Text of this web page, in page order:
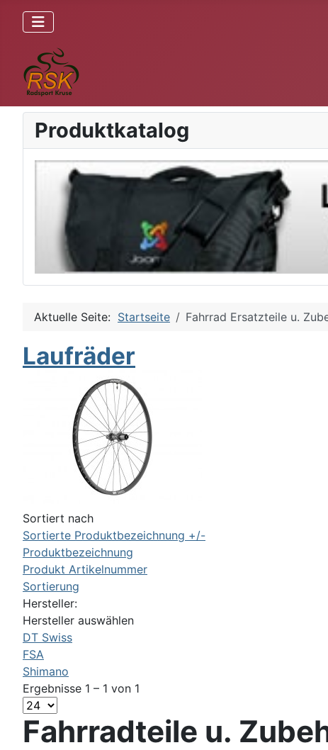
Produktkatalog
Aktuelle Seite: Startseite Fahrrad Ersatzteile u.
Laufräder
Sortiert nach
Sortierte Produktbezeichnung +/-
Produktbezeichnung
Produkt Artikelnummer
Sortierung
Hersteller:
Hersteller auswählen
DT Swiss
FSA
Shimano
Ergebnisse 1 – 1 von 1
Fahrradteile u.